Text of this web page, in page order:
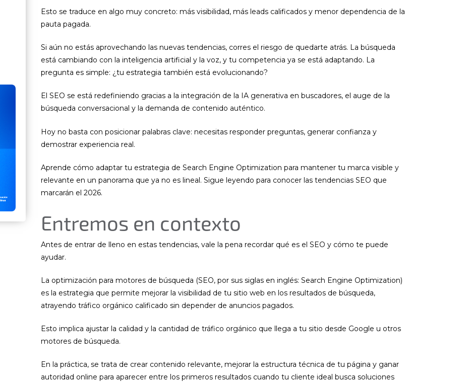
Esto se traduce en algo muy concreto: más visibilidad, más leads calificados y menor dependencia de la
pauta pagada.
Si aún no estás aprovechando las nuevas tendencias, corres el riesgo de quedarte atrás. La búsqueda
está cambiando con la inteligencia artificial y la voz, y tu competencia ya se está adaptando. La
pregunta es simple: ¿tu estrategia también está evolucionando?
El SEO se está redefiniendo gracias a la integración de la IA generativa en buscadores, el auge de la
búsqueda conversacional y la demanda de contenido auténtico.
Hoy no basta con posicionar palabras clave: necesitas responder preguntas, generar confianza y
demostrar experiencia real.
Aprende cómo adaptar tu estrategia de Search Engine Optimization para mantener tu marca visible y
relevante en un panorama que ya no es lineal. Sigue leyendo para conocer las tendencias SEO que
marcarán el 2026.
Entremos en contexto
Antes de entrar de lleno en estas tendencias, vale la pena recordar qué es el SEO y cómo te puede
ayudar.
La optimización para motores de búsqueda (SEO, por sus siglas en inglés: Search Engine Optimization)
es la estrategia que permite mejorar la visibilidad de tu sitio web en los resultados de búsqueda,
atrayendo tráfico orgánico calificado sin depender de anuncios pagados.
Esto implica ajustar la calidad y la cantidad de tráfico orgánico que llega a tu sitio desde Google u otros
motores de búsqueda.
En la práctica, se trata de crear contenido relevante, mejorar la estructura técnica de tu página y ganar
autoridad online para aparecer entre los primeros resultados cuando tu cliente ideal busca soluciones